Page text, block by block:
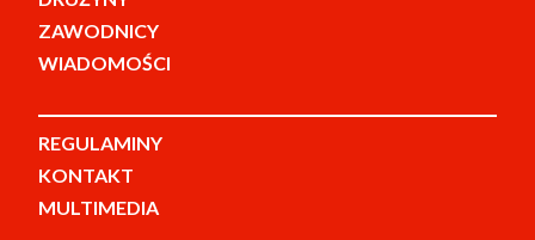
ZAWODNICY
WIADOMOŚCI
REGULAMINY
KONTAKT
MULTIMEDIA